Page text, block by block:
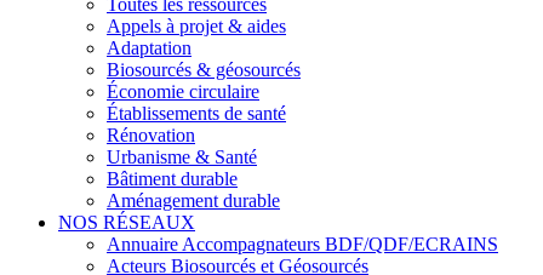
Appels à projet & aides
Adaptation
Biosourcés & géosourcés
Économie circulaire
Établissements de santé
Rénovation
Urbanisme & Santé
Bâtiment durable
Aménagement durable
NOS RÉSEAUX
Annuaire Accompagnateurs BDF/QDF/ECRAINS
Acteurs Biosourcés et Géosourcés